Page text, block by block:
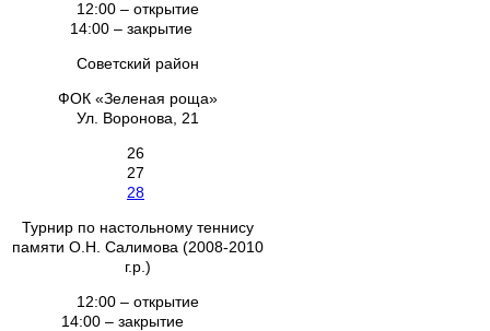
12:00 – открытие
14:00 – закрытие
Советский район
ФОК «Зеленая роща»
Ул. Воронова, 21
26
27
28
Турнир по настольному теннису
памяти О.Н. Салимова (2008-2010
г.р.)
12:00 – открытие
14:00 – закрытие